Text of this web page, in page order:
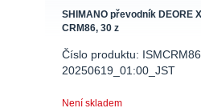
SHIMANO převodník DEORE
CRM86, 30 z
Číslo produktu:
20250619_01:00_JST
Není skladem